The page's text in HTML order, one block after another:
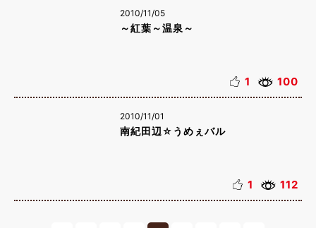
2010/11/05
～紅葉～温泉～
1 100
2010/11/01
南紀田辺☆うめぇバル
1 112